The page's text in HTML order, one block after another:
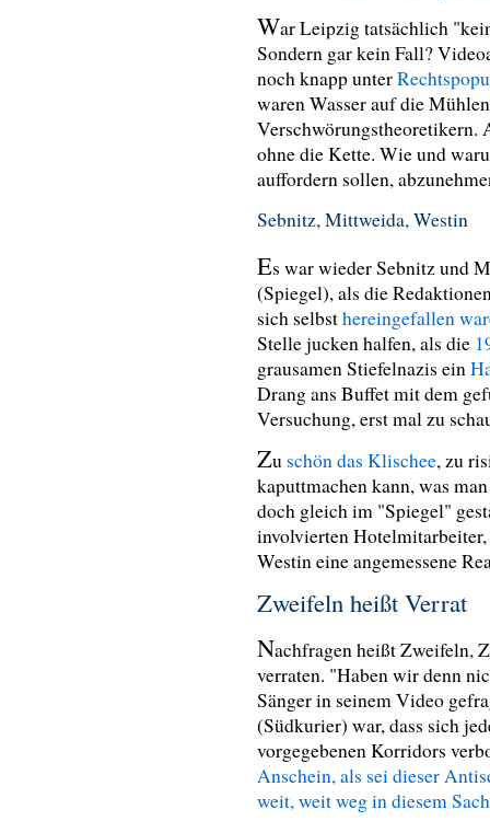
War Leipzig tatsächlich
Sondern gar kein Fall?
noch knapp unter
waren Wasser auf die
Verschwörungstheoretikern.
ohne die Kette. Wie und
auffordern sollen,
Sebnitz, Mittweida, Westin
Es war wieder Sebnitz und
(Spiegel), als die
sich selbsthereingefallen
Stelle jucken halfen, als die
grausamen Stiefelnazis ein
Drang ans Buffet mit dem
Versuchung, erst mal zu
Zu schön das Klischee, zu
kaputtmachen kann, was
doch gleich im "Spiegel"
involvierten
Westin eine angemessene
Zweifeln heißt Verrat
Nachfragen heißt Zweifeln,
verraten. "Haben wir denn
Sänger in seinem Video
(Südkurier) war, dass sich
vorgegebenen Korridors
Anschein, als sei dieser
weit, weit weg in diesem